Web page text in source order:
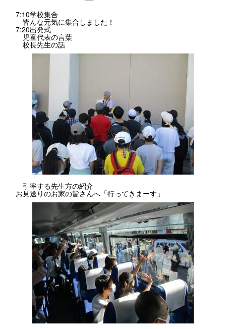
7:10学校集合
皆んな元気に集合しました！
7:20出発式
児童代表の言葉
校長先生の話
引率する先生方の紹介
お見送りのお家の皆さんへ「行ってきまーす」